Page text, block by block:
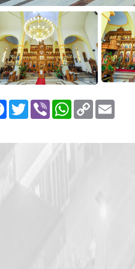
Facebook
TwitterViber WhatsApp
Copy
Link
Email